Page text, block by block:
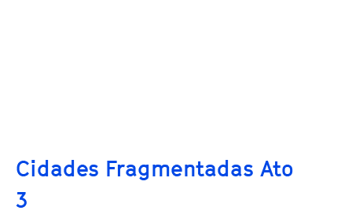
Cidades Fragmentadas Ato
3